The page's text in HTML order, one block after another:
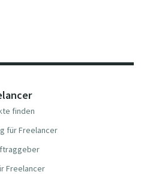
finden
für Freelancer
Freelancer